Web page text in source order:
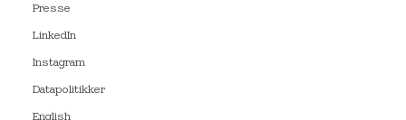
Presse
LinkedIn
Instagram
Datapolitikker
English